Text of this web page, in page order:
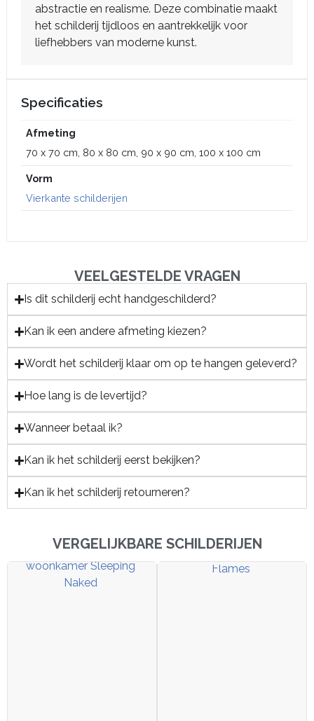
abstractie en realisme. Deze combinatie maakt
het schilderij tijdloos en aantrekkelijk voor
liefhebbers van moderne kunst.
Specificaties
Afmeting
70 x 70 cm, 80 x 80 cm, 90 x 90 cm, 100 x 100 cm
Vorm
Vierkante schilderijen
VEELGESTELDE VRAGEN
Is dit schilderij echt handgeschilderd?
Kan ik een andere afmeting kiezen?
Wordt het schilderij klaar om op te hangen geleverd?
Hoe lang is de levertijd?
Wanneer betaal ik?
Kan ik het schilderij eerst bekijken?
Kan ik het schilderij retourneren?
VERGELIJKBARE SCHILDERIJEN